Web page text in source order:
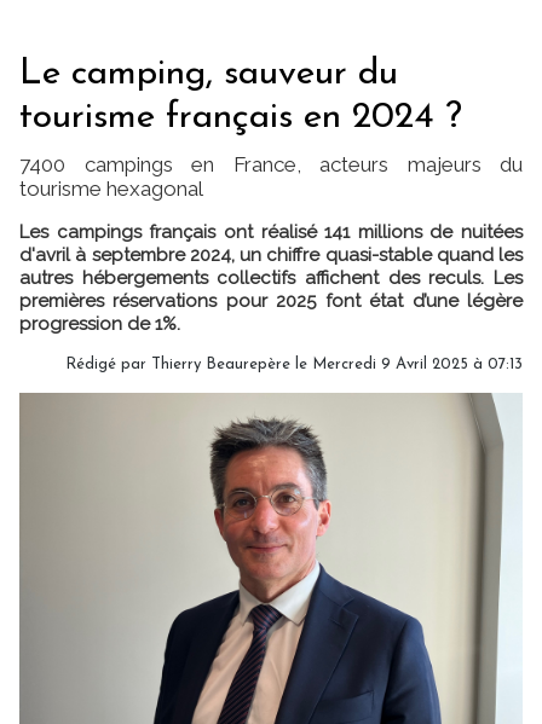
Le camping, sauveur du
tourisme français en 2024 ?
7400 campings en France, acteurs majeurs du
tourisme hexagonal
Les campings français ont réalisé 141 millions de nuitées
d'avril à septembre 2024, un chiffre quasi-stable quand les
autres hébergements collectifs affichent des reculs. Les
premières réservations pour 2025 font état d’une légère
progression de 1%.
Rédigé par Thierry Beaurepère le Mercredi 9 Avril 2025 à 07:13